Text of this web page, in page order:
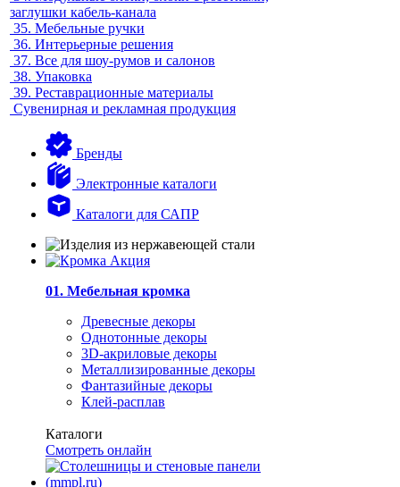
заглушки кабель-канала
35. Мебельные ручки
36. Интерьерные решения
37. Все для шоу-румов и салонов
38. Упаковка
39. Реставрационные материалы
Сувенирная и рекламная продукция
Бренды
Электронные каталоги
Каталоги для САПР
01. Мебельная кромка
Древесные декоры
Однотонные декоры
3D-акриловые декоры
Металлизированные декоры
Фантазийные декоры
Клей-расплав
Каталоги
Смотреть онлайн